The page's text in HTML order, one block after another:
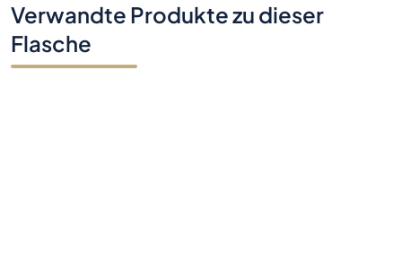
Verwandte Produkte zu dieser
Flasche